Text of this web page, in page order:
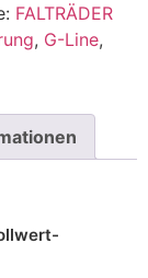
FALTRÄDER
, G-Line,